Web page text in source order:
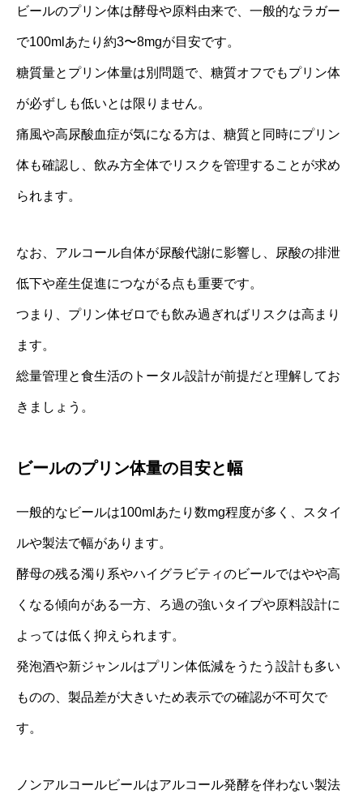
ビールのプリン体は酵母や原料由来で、一般的なラガー
で100mlあたり約3〜8mgが目安です。
糖質量とプリン体量は別問題で、糖質オフでもプリン体
が必ずしも低いとは限りません。
痛風や高尿酸血症が気になる方は、糖質と同時にプリン
体も確認し、飲み方全体でリスクを管理することが求め
られます。
なお、アルコール自体が尿酸代謝に影響し、尿酸の排泄
低下や産生促進につながる点も重要です。
つまり、プリン体ゼロでも飲み過ぎればリスクは高まり
ます。
総量管理と食生活のトータル設計が前提だと理解してお
きましょう。
ビールのプリン体量の目安と幅
一般的なビールは100mlあたり数mg程度が多く、スタイ
ルや製法で幅があります。
酵母の残る濁り系やハイグラビティのビールではやや高
くなる傾向がある一方、ろ過の強いタイプや原料設計に
よっては低く抑えられます。
発泡酒や新ジャンルはプリン体低減をうたう設計も多い
ものの、製品差が大きいため表示での確認が不可欠で
す。
ノンアルコールビールはアルコール発酵を伴わない製法